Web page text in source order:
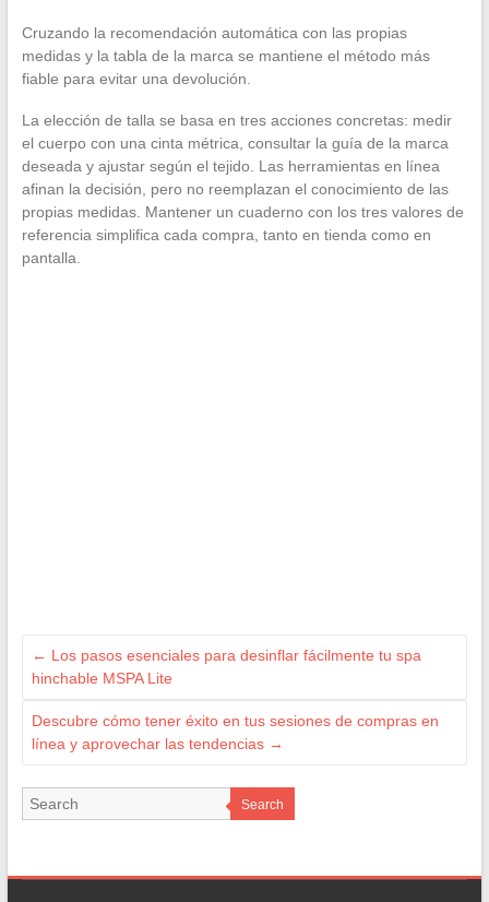
Cruzando la recomendación automática con las propias
medidas y la tabla de la marca se mantiene el método más
fiable para evitar una devolución.
La elección de talla se basa en tres acciones concretas: medir
el cuerpo con una cinta métrica, consultar la guía de la marca
deseada y ajustar según el tejido. Las herramientas en línea
afinan la decisión, pero no reemplazan el conocimiento de las
propias medidas. Mantener un cuaderno con los tres valores de
referencia simplifica cada compra, tanto en tienda como en
pantalla.
← Los pasos esenciales para desinflar fácilmente tu spa
hinchable MSPA Lite
Descubre cómo tener éxito en tus sesiones de compras en
línea y aprovechar las tendencias →
Search